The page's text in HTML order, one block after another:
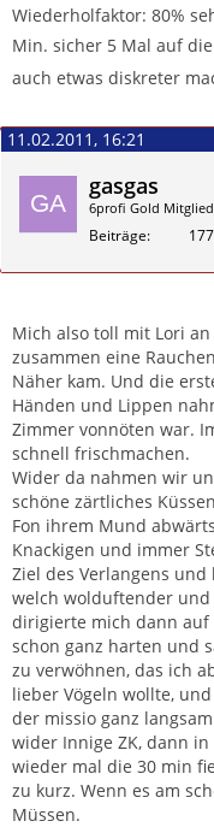
Wiederholfaktor: 80%
Min. sicher 5 Mal auf
auch etwas diskreter
11.02.2011, 16:21
gasgas
6profi Gold Mitglied
Beiträge 177
Mich also toll mit Lori
zusammen eine
Näher kam. Und die
Händen und Lippen
Zimmer vonnöten war.
schnell frischmachen.
Wider da nahmen wir
schöne zärtliches
Fon ihrem Mund
Knackigen und immer
Ziel des Verlangens und
welch wolduftender und
dirigierte mich dann auf
schon ganz harten und
zu verwöhnen, das ich
lieber Vögeln wollte,
der missio ganz
wider Innige ZK, dann
wieder mal die 30 min
zu kurz. Wenn es am
Müssen.